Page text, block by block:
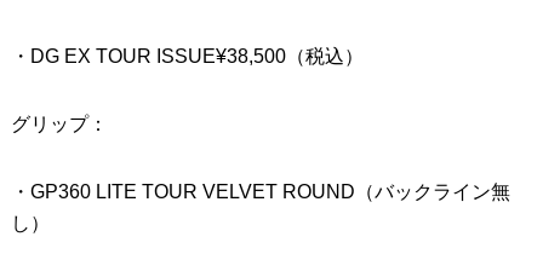
・DG EX TOUR ISSUE¥38,500（税込）
グリップ：
・GP360 LITE TOUR VELVET ROUND（バックライン無
し）